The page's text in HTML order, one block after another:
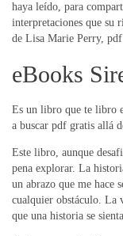
haya leído, para
interpretaciones que su
de Lisa Marie Perry,
eBooks
Es un libro que te libro
a buscar pdf gratis allá
Este libro, aunque
pena explorar. La
un abrazo que me hace
cualquier obstáculo. La
que una historia se